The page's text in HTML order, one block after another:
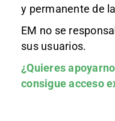
y permanente de
EM no se
sus usuarios.
¿Quieres
consigue acceso